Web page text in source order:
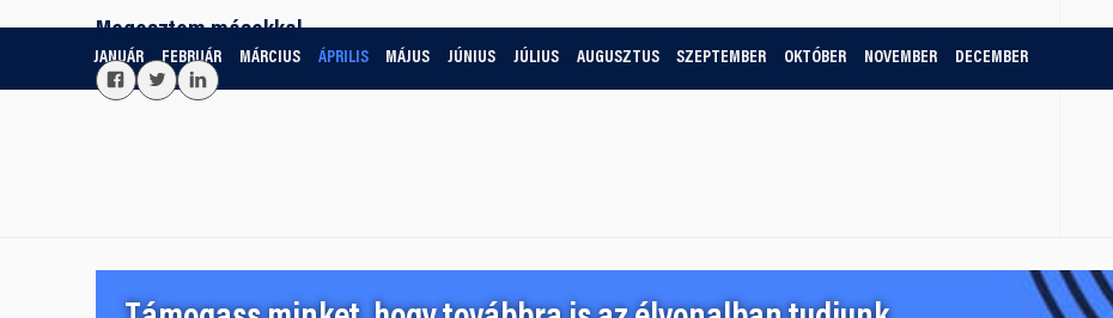
JANUÁR FEBRUÁR MÁRCIUS ÁPRILIS MÁJUS JÚNIUS JÚLIUS AUGUSZTUS SZEPTEMBER OKTÓBER NOVEMBER DECEMBER
Megosztom másokkal